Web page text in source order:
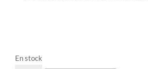
En stock